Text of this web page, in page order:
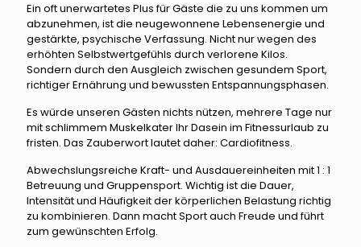
Ein oft unerwartetes Plus für Gäste die zu uns kommen um
abzunehmen, ist die neugewonnene Lebensenergie und
gestärkte, psychische Verfassung. Nicht nur wegen des
erhöhten Selbstwertgefühls durch verlorene Kilos.
Sondern durch den Ausgleich zwischen gesundem Sport,
richtiger Ernährung und bewussten Entspannungsphasen.
Es würde unseren Gästen nichts nützen, mehrere Tage nur
mit schlimmem Muskelkater Ihr Dasein im Fitnessurlaub zu
fristen. Das Zauberwort lautet daher: Cardiofitness.
Abwechslungsreiche Kraft- und Ausdauereinheiten mit 1 : 1
Betreuung und Gruppensport. Wichtig ist die Dauer,
Intensität und Häufigkeit der körperlichen Belastung richtig
zu kombinieren. Dann macht Sport auch Freude und führt
zum gewünschten Erfolg.